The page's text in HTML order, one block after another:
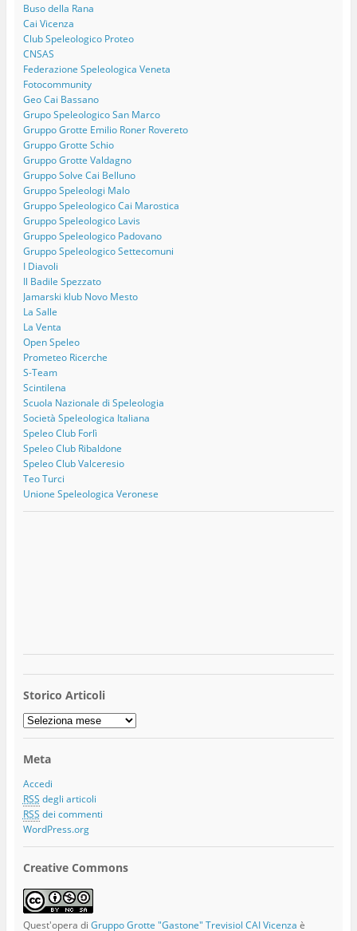
Buso della Rana
Cai Vicenza
Club Speleologico Proteo
CNSAS
Federazione Speleologica Veneta
Fotocommunity
Geo Cai Bassano
Grupo Speleologico San Marco
Gruppo Grotte Emilio Roner Rovereto
Gruppo Grotte Schio
Gruppo Grotte Valdagno
Gruppo Solve Cai Belluno
Gruppo Speleologi Malo
Gruppo Speleologico Cai Marostica
Gruppo Speleologico Lavis
Gruppo Speleologico Padovano
Gruppo Speleologico Settecomuni
I Diavoli
Il Badile Spezzato
Jamarski klub Novo Mesto
La Salle
La Venta
Open Speleo
Prometeo Ricerche
S-Team
Scintilena
Scuola Nazionale di Speleologia
Società Speleologica Italiana
Speleo Club Forlì
Speleo Club Ribaldone
Speleo Club Valceresio
Teo Turci
Unione Speleologica Veronese
Storico Articoli
Storico
Articoli
Meta
Accedi
RSS degli articoli
RSS dei commenti
WordPress.org
Creative Commons
Quest'opera di Gruppo Grotte "Gastone" Trevisiol CAI Vicenza è